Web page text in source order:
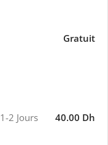
Gratuit
1-2 Jours 40.00 Dh